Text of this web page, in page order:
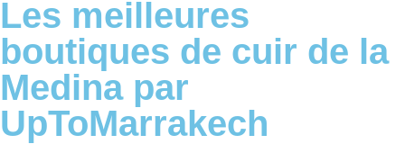
Les meilleures
boutiques de cuir de la
Medina par
UpToMarrakech